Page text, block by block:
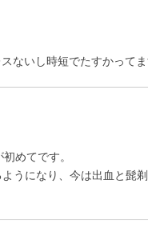
ないし時短でたすかって
めてです。
うになり、今は出血と髭